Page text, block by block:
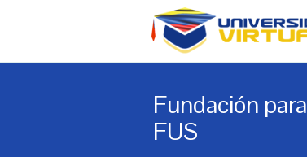
Fundación
FUS